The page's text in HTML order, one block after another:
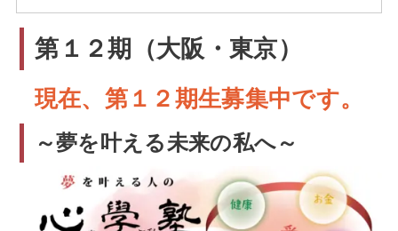
第１２期（大阪・東京）
現在、第１２期生募集中です。
～夢を叶える未来の私へ～